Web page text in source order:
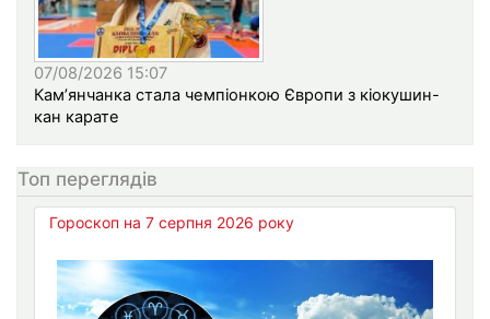
07/08/2026 15:07
Кам’янчанка стала чемпіонкою Європи з кіокушин-
кан карате
Топ переглядів
Гороскоп на 7 серпня 2026 року